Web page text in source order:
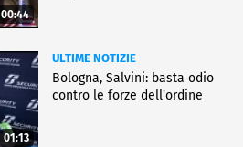
00:44
01:13
ULTIME NOTIZIE
Bologna, Salvini: basta odio
contro le forze dell'ordine